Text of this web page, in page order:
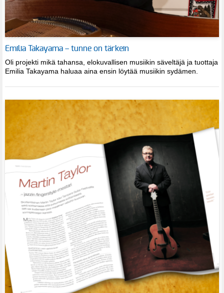
Emilia Takayama – tunne on tärkein
Oli projekti mikä tahansa, elokuvallisen musiikin säveltäjä ja tuottaja
Emilia Takayama haluaa aina ensin löytää musiikin sydämen.